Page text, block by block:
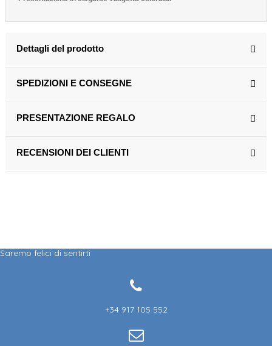
Dettagli del prodotto
SPEDIZIONI E CONSEGNE
PRESENTAZIONE REGALO
RECENSIONI DEI CLIENTI
Saremo felici di sentirti
+34 917 105 552